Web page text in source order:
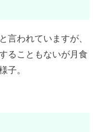
言われていますが、
ることもないが月食
子。